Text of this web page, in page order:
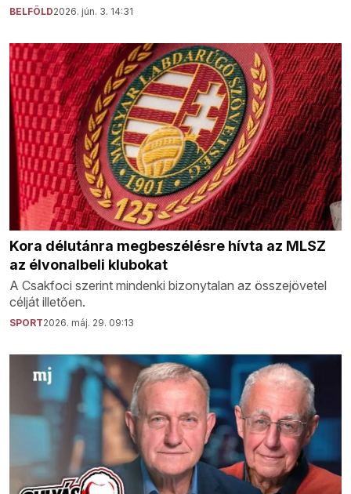
BELFÖLD2026. jún. 3. 14:31
Kora délutánra megbeszélésre hívta az MLSZ
az élvonalbeli klubokat
A Csakfoci szerint mindenki bizonytalan az összejövetel
célját illetően.
SPORT2026. máj. 29. 09:13